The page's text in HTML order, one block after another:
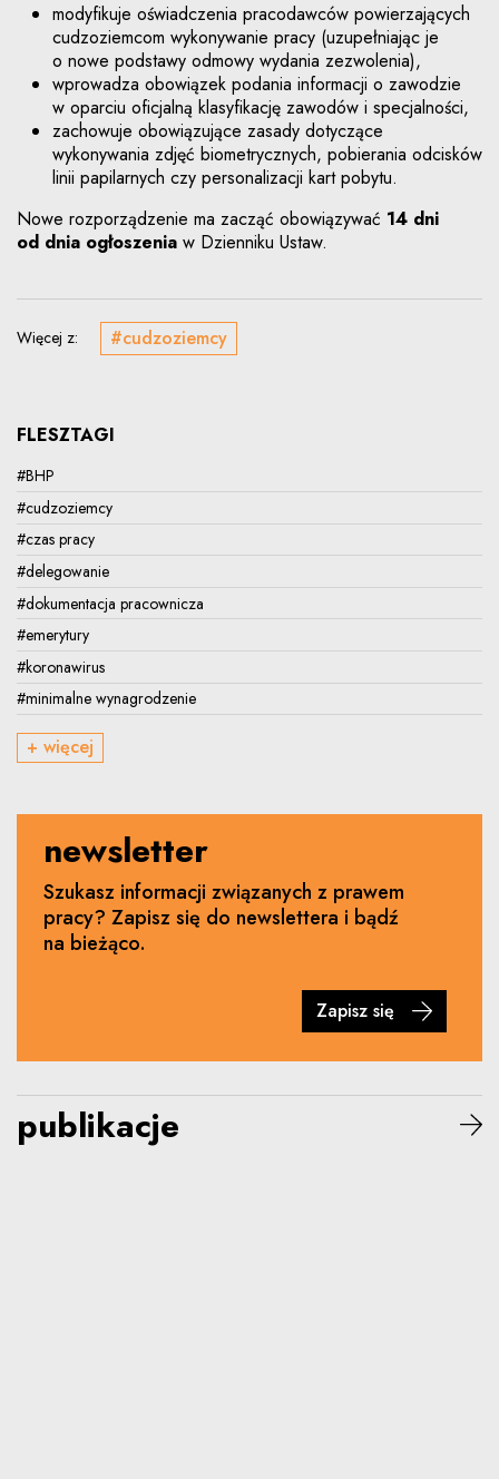
modyfikuje oświadczenia pracodawców powierzających
cudzoziemcom wykonywanie pracy (uzupełniając je
o nowe podstawy odmowy wydania zezwolenia),
wprowadza obowiązek podania informacji o zawodzie
w oparciu oficjalną klasyfikację zawodów i specjalności,
zachowuje obowiązujące zasady dotyczące
wykonywania zdjęć biometrycznych, pobierania odcisków
linii papilarnych czy personalizacji kart pobytu.
Nowe rozporządzenie ma zacząć obowiązywać 14 dni
od dnia ogłoszenia w Dzienniku Ustaw.
Więcej z: #cudzoziemcy
FLESZTAGI
#BHP
#cudzoziemcy
#czas pracy
#delegowanie
#dokumentacja pracownicza
#emerytury
#koronawirus
#minimalne wynagrodzenie
+ więcej
newsletter
Szukasz informacji związanych z prawem
pracy? Zapisz się do newslettera i bądź
na bieżąco.
Zapisz się
publikacje